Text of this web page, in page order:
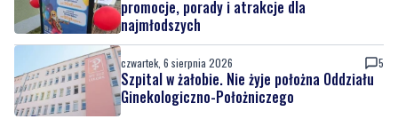
promocje, porady i atrakcje dla
najmłodszych
czwartek, 6 sierpnia 2026 5
Szpital w żałobie. Nie żyje położna Oddziału
Ginekologiczno-Położniczego